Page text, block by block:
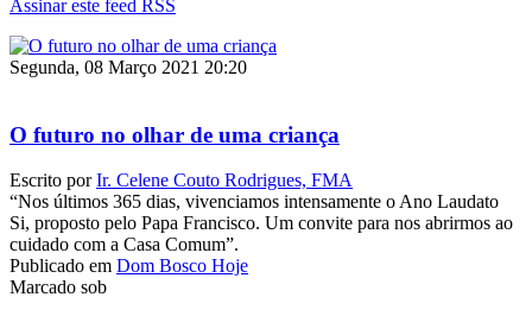
Assinar este feed RSS
Segunda, 08 Março 2021 20:20
O futuro no olhar de uma criança
Escrito porIr. Celene Couto Rodrigues, FMA
“Nos últimos 365 dias, vivenciamos intensamente o Ano Laudato
Si, proposto pelo Papa Francisco. Um convite para nos abrirmos ao
cuidado com a Casa Comum”.
Publicado em Dom Bosco Hoje
Marcado sob